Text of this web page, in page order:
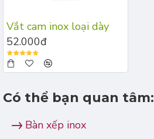
Vắt cam inox loại dày
52.000đ
Có thể bạn quan tâm:
Bàn xếp inox